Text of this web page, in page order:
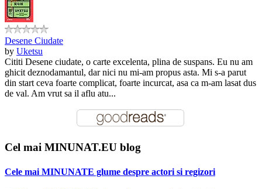
Desene Ciudate
by Uketsu
Cititi Desene ciudate, o carte excelenta, plina de suspans. Eu nu am
ghicit deznodamantul, dar nici nu mi-am propus asta. Mi s-a parut
din start ceva foarte complicat, foarte incurcat, asa ca m-am lasat dus
de val. Am vrut sa il aflu atu...
Cel mai MINUNAT.EU blog
Cele mai MINUNATE glume despre actori si regizori